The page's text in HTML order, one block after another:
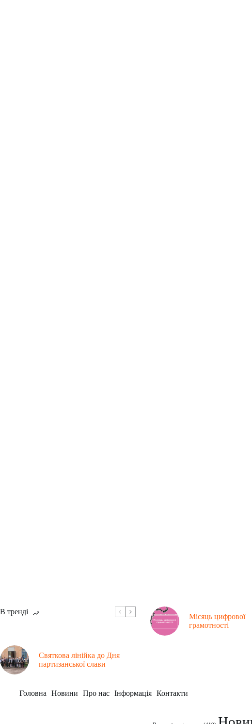
В тренді
Місяць цифрової
грамотності
Святкова лінійка до Дня
партизанської слави
Головна Новини Про нас Інформація Контакти